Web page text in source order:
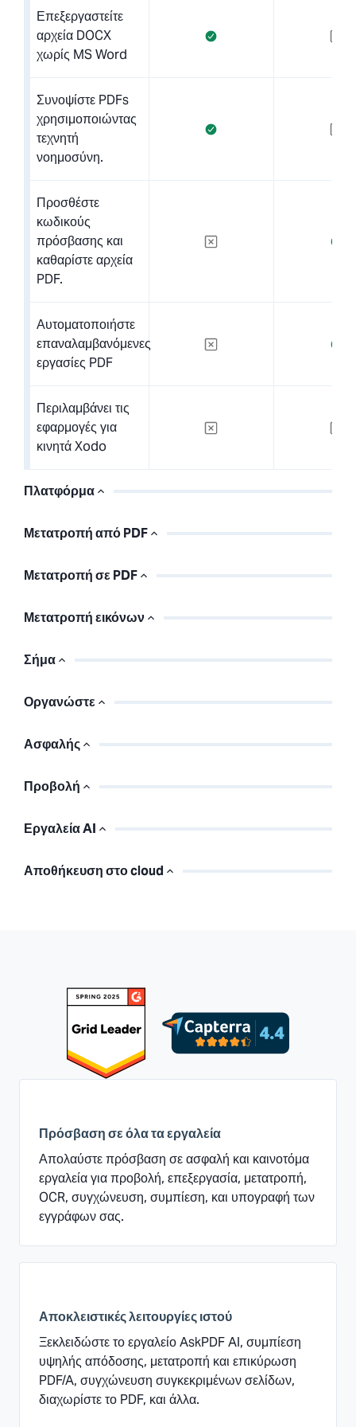
Επεξεργαστείτε
αρχεία DOCX
χωρίς MS Word
Συνοψίστε PDFs
χρησιμοποιώντας
τεχνητή
νοημοσύνη.
Προσθέστε
κωδικούς
πρόσβασης και
καθαρίστε αρχεία
PDF.
Αυτοματοποιήστε
επαναλαμβανόμενες
εργασίες PDF
Περιλαμβάνει τις
εφαρμογές για
κινητά Xodo
Πλατφόρμα
Μετατροπή από PDF
Μετατροπή σε PDF
Μετατροπή εικόνων
Σήμα
Οργανώστε
Ασφαλής
Προβολή
Εργαλεία AI
Αποθήκευση στο cloud
Πρόσβαση σε όλα τα εργαλεία
Απολαύστε πρόσβαση σε ασφαλή και καινοτόμα
εργαλεία για προβολή, επεξεργασία, μετατροπή,
OCR, συγχώνευση, συμπίεση, και υπογραφή των
εγγράφων σας.
Αποκλειστικές λειτουργίες ιστού
Ξεκλειδώστε το εργαλείο AskPDF AI, συμπίεση
υψηλής απόδοσης, μετατροπή και επικύρωση
PDF/A, συγχώνευση συγκεκριμένων σελίδων,
διαχωρίστε το PDF, και άλλα.